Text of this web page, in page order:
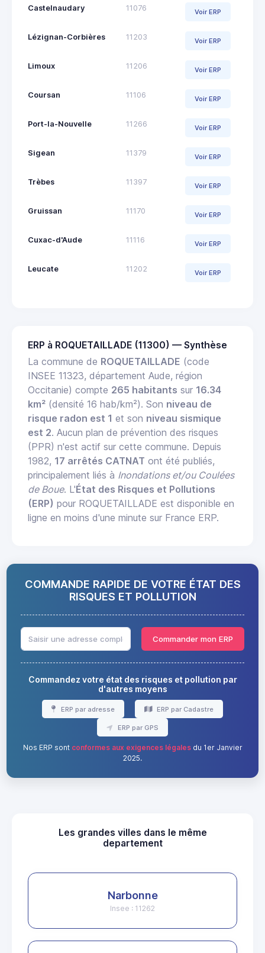
Castelnaudary 11076 Voir ERP
Lézignan-Corbières 11203 Voir ERP
Limoux 11206 Voir ERP
Coursan 11106 Voir ERP
Port-la-Nouvelle 11266 Voir ERP
Sigean 11379 Voir ERP
Trèbes 11397 Voir ERP
Gruissan 11170 Voir ERP
Cuxac-d'Aude 11116 Voir ERP
Leucate 11202 Voir ERP
ERP à ROQUETAILLADE (11300) — Synthèse
La commune de ROQUETAILLADE (code
INSEE 11323, département Aude, région
Occitanie) compte 265 habitants sur 16.34
km² (densité 16 hab/km²). Son niveau de
risque radon est 1 et son niveau sismique
est 2. Aucun plan de prévention des risques
(PPR) n'est actif sur cette commune. Depuis
1982, 17 arrêtés CATNAT ont été publiés,
principalement liés à Inondations et/ou Coulées
de Boue. L'État des Risques et Pollutions
(ERP) pour ROQUETAILLADE est disponible en
ligne en moins d'une minute sur France ERP.
COMMANDE RAPIDE DE VOTRE ÉTAT DES
RISQUES ET POLLUTION
Commander mon ERP
Commandez votre état des risques et pollution par
d'autres moyens
ERP par adresse ERP par Cadastre
ERP par GPS
Nos ERP sont conformes aux exigences légalesdu 1er Janvier
2025.
Les grandes villes dans le même
departement
Narbonne
Insee : 11262